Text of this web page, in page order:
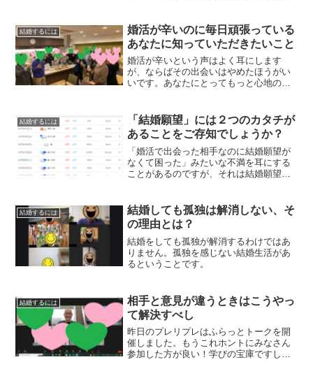
結婚するには
婚活が辛いのに毎日頑張っている
あなたに知っていただきたいこと
婚活が辛いという声はよく耳にします
が、ならばその出会いはやめたほうがい
いです。あなたにとってもっと心地のよ
結婚するには
「結婚願望」には２つのカタチが
あることをご存知でしょうか？
「婚活で出会った相手なのに結婚願望が
なくて困った」みたいな不満を耳にする
ことがあるのですが、それは結婚願望が
結婚するには
結婚しても孤独は解消しない、そ
の理由とは？
結婚をしても孤独が解消するわけではあ
りません。孤独を感じない結婚生活があ
るということです。
結婚するには
相手と意見が違うときはこうやっ
て解決すべし
昨日のプレリプレはふらっとトークを開
催しました。もうこれホントにみなさん
参加した方が良い！学びの宝庫ですし、